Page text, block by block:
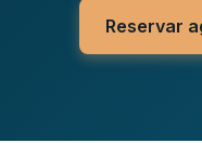
Reservar